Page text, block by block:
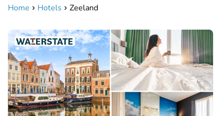
Home Hotels Zeeland